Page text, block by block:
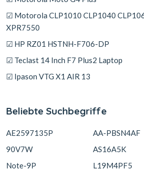
☑ Motorola CLP1010 CLP1040
XPR7550
☑ HP RZ01 HSTNH-F706-DP
☑ Teclast 14 Inch F7 Plus2 Laptop
☑ Ipason VTG X1 AIR 13
Beliebte Suchbegriffe
AE2597135P
90V7W
Note-9P
AA-PBSN4AF
AS16A5K
L19M4PF5